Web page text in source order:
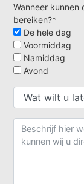
Wanneer
bereiken?*
De hele dag
Voormiddag
Namiddag
Avond